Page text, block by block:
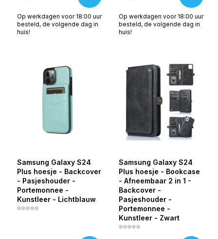
Op werkdagen voor 18:00 uur
besteld, de volgende dag in
huis!
Op werkdagen voor 18:00 uur
besteld, de volgende dag in
huis!
Samsung Galaxy S24
Plus hoesje - Backcover
- Pasjeshouder -
Portemonnee -
Kunstleer - Lichtblauw
Samsung Galaxy S24
Plus hoesje - Bookcase
- Afneembaar 2 in 1 -
Backcover -
Pasjeshouder -
Portemonnee -
Kunstleer - Zwart